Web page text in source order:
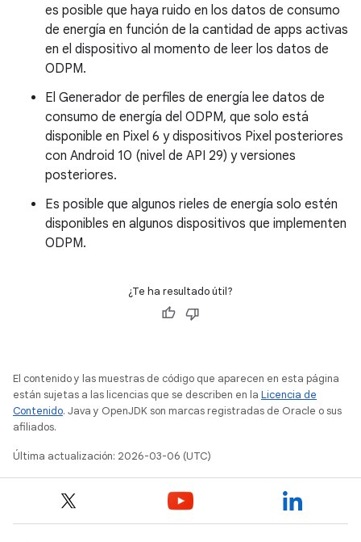
es posible que haya ruido en los datos de consumo
de energía en función de la cantidad de apps activas
en el dispositivo al momento de leer los datos de
ODPM.
El Generador de perfiles de energía lee datos de
consumo de energía del ODPM, que solo está
disponible en Pixel 6 y dispositivos Pixel posteriores
con Android 10 (nivel de API 29) y versiones
posteriores.
Es posible que algunos rieles de energía solo estén
disponibles en algunos dispositivos que implementen
ODPM.
¿Te ha resultado útil?
El contenido y las muestras de código que aparecen en esta página
están sujetas a las licencias que se describen en la Licencia de
Contenido. Java y OpenJDK son marcas registradas de Oracle o sus
afiliados.
Última actualización: 2026-03-06 (UTC)